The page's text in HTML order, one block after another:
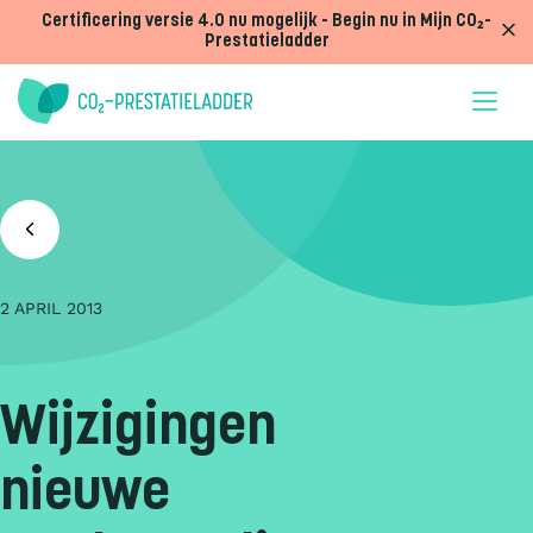
Certificering versie 4.0 nu mogelijk - Begin nu in Mijn CO₂-
Prestatieladder
2 APRIL 2013
Wijzigingen
nieuwe